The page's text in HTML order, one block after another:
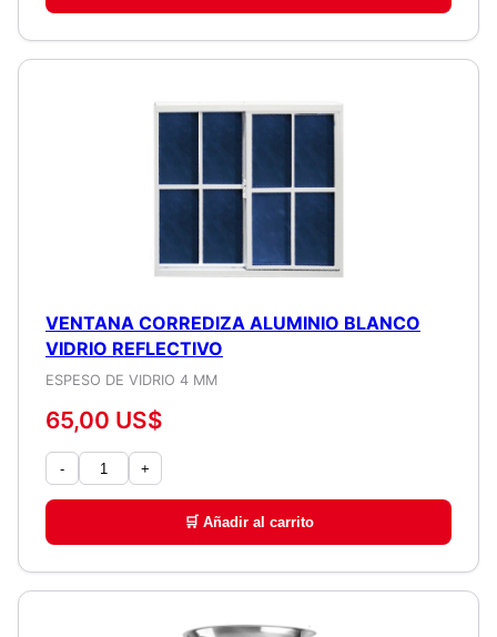
VENTANA CORREDIZA ALUMINIO BLANCO
VIDRIO REFLECTIVO
ESPESO DE VIDRIO 4 MM
65,00 US$
- +
🛒 Añadir al carrito